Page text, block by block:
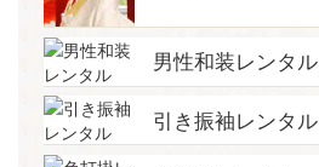
男性和装レンタル
引き振袖レンタル